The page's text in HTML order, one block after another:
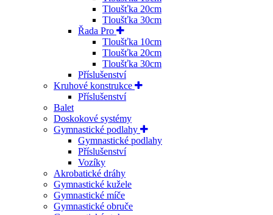
Tloušťka 20cm
Tloušťka 30cm
Řada Pro
Tloušťka 10cm
Tloušťka 20cm
Tloušťka 30cm
Příslušenství
Kruhové konstrukce
Příslušenství
Balet
Doskokové systémy
Gymnastické podlahy
Gymnastické podlahy
Příslušenství
Vozíky
Akrobatické dráhy
Gymnastické kužele
Gymnastické míče
Gymnastické obruče